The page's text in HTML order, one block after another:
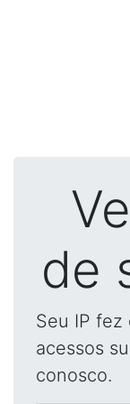
de
Seu IP fez
acessos
conosco.